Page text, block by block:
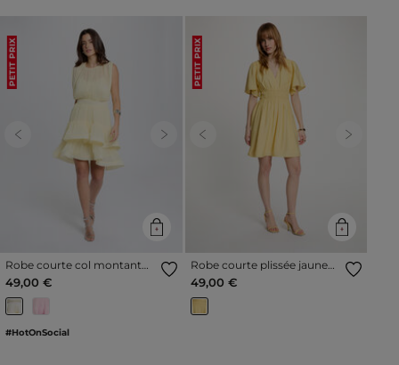
PETIT PRIX
Previous Next
Robe courte col montant
jaune pastel femme
49,00 €
#HotOnSocial
PETIT PRIX
Previous Next
Robe courte plissée jaune
clair femme
49,00 €